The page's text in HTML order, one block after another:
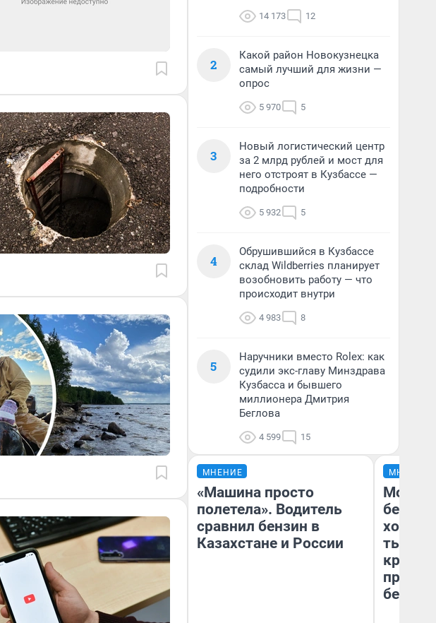
14 173 12
2
Какой район Новокузнецка
самый лучший для жизни —
опрос
5 970 5
3
Новый логистический центр
за 2 млрд рублей и мост для
него отстроят в Кузбассе —
подробности
5 932 5
4
Обрушившийся в Кузбассе
склад Wildberries планирует
возобновить работу — что
происходит внутри
4 983 8
5
Наручники вместо Rolex: как
судили экс-главу Минздрава
Кузбасса и бывшего
миллионера Дмитрия
Беглова
4 599 15
МНЕНИЕ
«Машина просто
полетела». Водитель
сравнил бензин в
Казахстане и России
МНЕНИЕ
Мой
хотела
тысяч,